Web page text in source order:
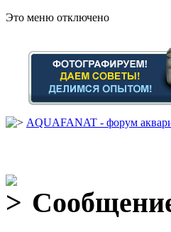
Это меню отключено
AQUAFANAT - форум